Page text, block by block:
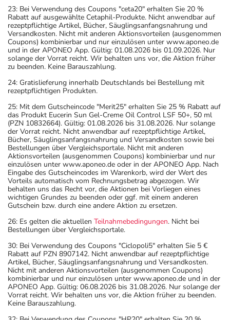
23: Bei Verwendung des Coupons "ceta20" erhalten Sie 20 %
Rabatt auf ausgewählte Cetaphil-Produkte. Nicht anwendbar auf
rezeptpflichtige Artikel, Bücher, Säuglingsanfangsnahrung und
Versandkosten. Nicht mit anderen Aktionsvorteilen (ausgenommen
Coupons) kombinierbar und nur einzulösen unter www.aponeo.de
und in der APONEO App. Gültig: 01.08.2026 bis 01.09.2026. Nur
solange der Vorrat reicht. Wir behalten uns vor, die Aktion früher
zu beenden. Keine Barauszahlung.
24: Gratislieferung innerhalb Deutschlands bei Bestellung mit
rezeptpflichtigen Produkten.
25: Mit dem Gutscheincode "Merit25" erhalten Sie 25 % Rabatt auf
das Produkt Eucerin Sun Gel-Creme Oil Control LSF 50+, 50 ml
(PZN 10832664). Gültig: 01.08.2026 bis 31.08.2026. Nur solange
der Vorrat reicht. Nicht anwendbar auf rezeptpflichtige Artikel,
Bücher, Säuglingsanfangsnahrung und Versandkosten sowie bei
Bestellungen über Vergleichsportale. Nicht mit anderen
Aktionsvorteilen (ausgenommen Coupons) kombinierbar und nur
einzulösen unter www.aponeo.de oder in der APONEO App. Nach
Eingabe des Gutscheincodes im Warenkorb, wird der Wert des
Vorteils automatisch vom Rechnungsbetrag abgezogen. Wir
behalten uns das Recht vor, die Aktionen bei Vorliegen eines
wichtigen Grundes zu beenden oder ggf. mit einem anderen
Gutschein bzw. durch eine andere Aktion zu ersetzen.
26: Es gelten die aktuellen Teilnahmebedingungen. Nicht bei
Bestellungen über Vergleichsportale.
30: Bei Verwendung des Coupons "Ciclopoli5" erhalten Sie 5 €
Rabatt auf PZN 8907142. Nicht anwendbar auf rezeptpflichtige
Artikel, Bücher, Säuglingsanfangsnahrung und Versandkosten.
Nicht mit anderen Aktionsvorteilen (ausgenommen Coupons)
kombinierbar und nur einzulösen unter www.aponeo.de und in der
APONEO App. Gültig: 06.08.2026 bis 31.08.2026. Nur solange der
Vorrat reicht. Wir behalten uns vor, die Aktion früher zu beenden.
Keine Barauszahlung.